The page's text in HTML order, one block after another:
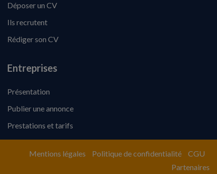
Déposer un CV
Ils recrutent
Rédiger son CV
Entreprises
Présentation
Publier une annonce
Prestations et tarifs
Mentions légales Politique de confidentialité
CGU
Partenaires